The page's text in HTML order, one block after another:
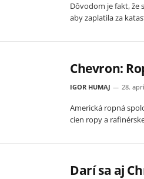
Dôvodom je fakt, že
aby zaplatila za
Chevron:
IGOR HUMAJ 28.
Americká ropná
cien ropy a
Darí sa aj